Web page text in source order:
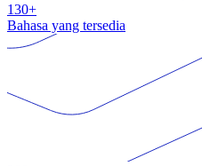
130+
Bahasa yang tersedia